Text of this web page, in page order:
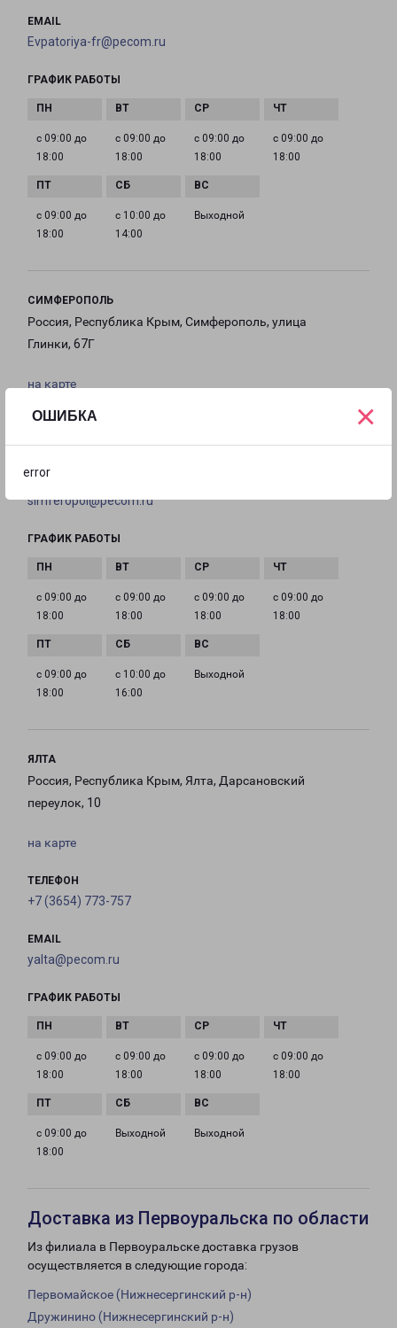
ОШИБКА
error
×
EMAIL
Evpatoriya-fr@pecom.ru
ГРАФИК РАБОТЫ
с 09:00 до
18:00
с 09:00 до
18:00
с 09:00 до
18:00
с 09:00 до
18:00
с 09:00 до
18:00
с 10:00 до
14:00
Выходной
СИМФЕРОПОЛЬ
Россия, Республика Крым, Симферополь, улица
Глинки, 67Г
на карте
ТЕЛЕФОН
+7(365)-288-86-78
EMAIL
simferopol@pecom.ru
ГРАФИК РАБОТЫ
с 09:00 до
18:00
с 09:00 до
18:00
с 09:00 до
18:00
с 09:00 до
18:00
с 09:00 до
18:00
с 10:00 до
16:00
Выходной
ЯЛТА
Россия, Республика Крым, Ялта, Дарсановский
переулок, 10
на карте
ТЕЛЕФОН
+7 (3654) 773-757
EMAIL
yalta@pecom.ru
ГРАФИК РАБОТЫ
с 09:00 до
18:00
с 09:00 до
18:00
с 09:00 до
18:00
с 09:00 до
18:00
с 09:00 до
18:00
Выходной Выходной
Доставка из Первоуральска по области
Из филиала в Первоуральске доставка грузов
осуществляется в следующие города:
Первомайское (Нижнесергинский р-н)
Дружинино (Нижнесергинский р-н)